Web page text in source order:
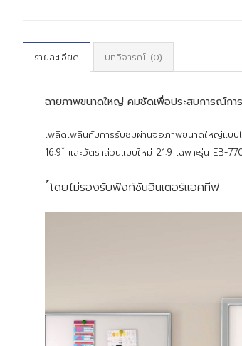
รายละเอียด บทวิจารณ์ (0)
ฉายภาพขนาดใหญ่ คมชัดเพื่อประสบการณ์กา
เพลิดเพลินกับการรับชมผ่านจอภาพขนาดใหญ่แบบ
16:9* และอัตราส่วนแบบใหม่ 21:9 เฉพาะรุ่น EB-
*โดยไม่รองรับฟังก์ชันอินเตอร์แอคทีฟ